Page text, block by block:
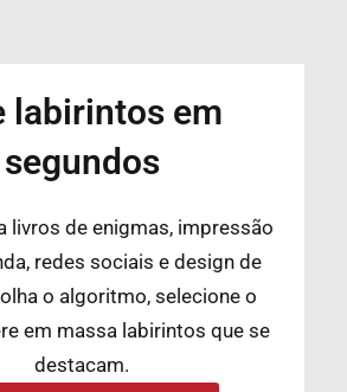
labirintos em
segundos
livros de enigmas, impressão
redes sociais e design de
o algoritmo, selecione o
em massa labirintos que se
destacam.